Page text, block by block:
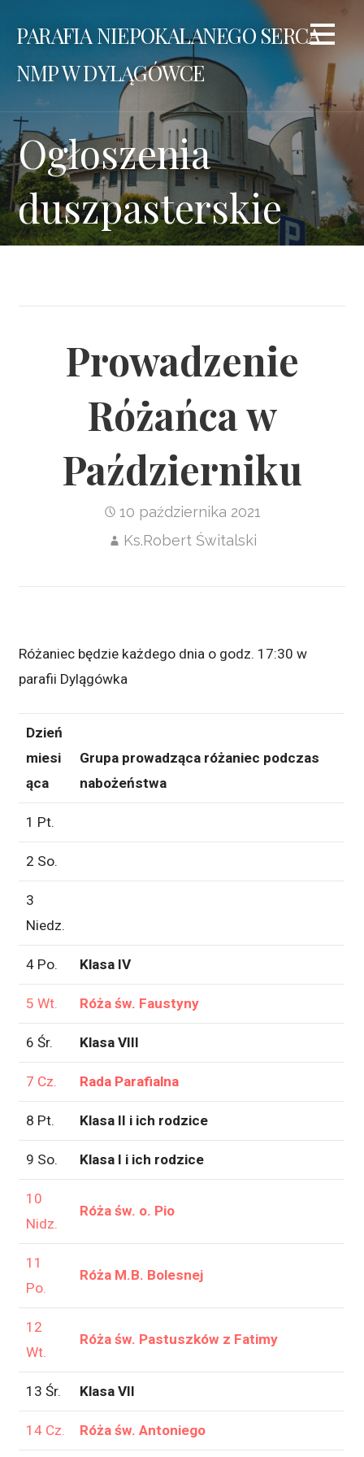
PARAFIA NIEPOKALANEGO SERCA
NMP W DYLĄGÓWCE
Ogłoszenia
duszpasterskie
Prowadzenie
Różańca w
Październiku
10 października 2021
Ks.Robert Świtalski
Różaniec będzie każdego dnia o godz. 17:30 w
parafii Dylągówka
Dzień
miesi
ąca
Grupa prowadząca różaniec podczas
nabożeństwa
1 Pt.
2 So.
3
Niedz.
4 Po. Klasa IV
5 Wt. Róża św. Faustyny
6 Śr. Klasa VIII
7 Cz. Rada Parafialna
8 Pt. Klasa II i ich rodzice
9 So. Klasa I i ich rodzice
10
Nidz.
Róża św. o. Pio
11
Po.
Róża M.B. Bolesnej
12
Wt.
Róża św. Pastuszków z Fatimy
13 Śr. Klasa VII
14 Cz. Róża św. Antoniego